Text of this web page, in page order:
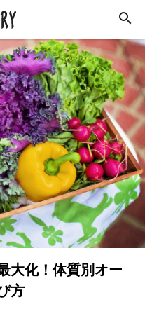
ル 学び
ダイエット 美容
インタビュー
恋愛
イベントレポート
大化！体質別オー
方